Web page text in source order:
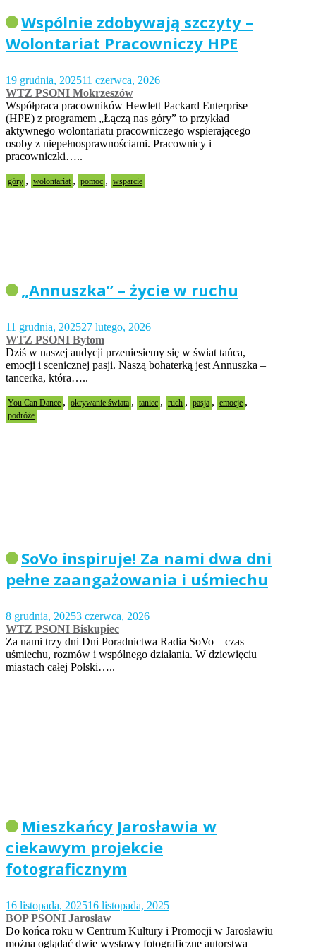
Wspólnie zdobywają szczyty –
Wolontariat Pracowniczy HPE
19 grudnia, 202511 czerwca, 2026
WTZ PSONI Mokrzeszów
Współpraca pracowników Hewlett Packard Enterprise
(HPE) z programem „Łączą nas góry” to przykład
aktywnego wolontariatu pracowniczego wspierającego
osoby z niepełnosprawnościami. Pracownicy i
pracowniczki…..
góry , wolontariat , pomoc , wsparcie
„Annuszka” – życie w ruchu
11 grudnia, 202527 lutego, 2026
WTZ PSONI Bytom
Dziś w naszej audycji przeniesiemy się w świat tańca,
emocji i scenicznej pasji. Naszą bohaterką jest Annuszka –
tancerka, która…..
You Can Dance , okrywanie świata , taniec , ruch , pasja , emocje ,
podróże
SoVo inspiruje! Za nami dwa dni
pełne zaangażowania i uśmiechu
8 grudnia, 20253 czerwca, 2026
WTZ PSONI Biskupiec
Za nami trzy dni Dni Poradnictwa Radia SoVo – czas
uśmiechu, rozmów i wspólnego działania. W dziewięciu
miastach całej Polski…..
Mieszkańcy Jarosławia w
ciekawym projekcie
fotograficznym
16 listopada, 202516 listopada, 2025
BOP PSONI Jarosław
Do końca roku w Centrum Kultury i Promocji w Jarosławiu
można oglądać dwie wystawy fotograficzne autorstwa